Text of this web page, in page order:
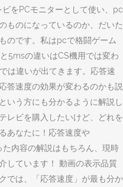
をPCモニターとして使い、pc
ものになっているのか、だいた
のです。私はpcで格闘ゲーム
5msの違いはCS機用では変わ
は違いが出てきます。応答速
答速度の効果が変わるのかも説
いう方にも分かるように解説し
レビを購入したいけど、どれを
あなたに！応答速度や
内容の解説はもちろん、現時
しています！ 動画の表示品質
では、「応答速度」が最も分か